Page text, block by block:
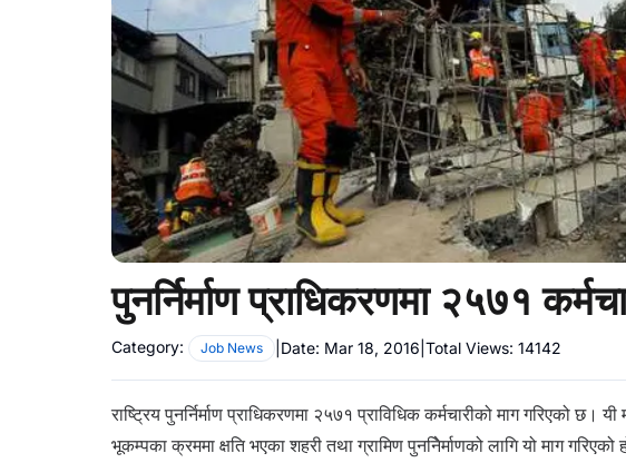
पुनर्निर्माण प्राधिकरणमा २५७१
Category: Job News Date: Mar 18, 2016 Total Views: 14142
राष्ट्रिय पुनर्निर्माण प्राधिकरणमा २५७१ प्राविधिक कर्मचारीको माग गरिएको छ।
भूकम्पका क्रममा क्षति भएका शहरी तथा ग्रामिण पुननिेर्माणको लागि यो माग गरिएको